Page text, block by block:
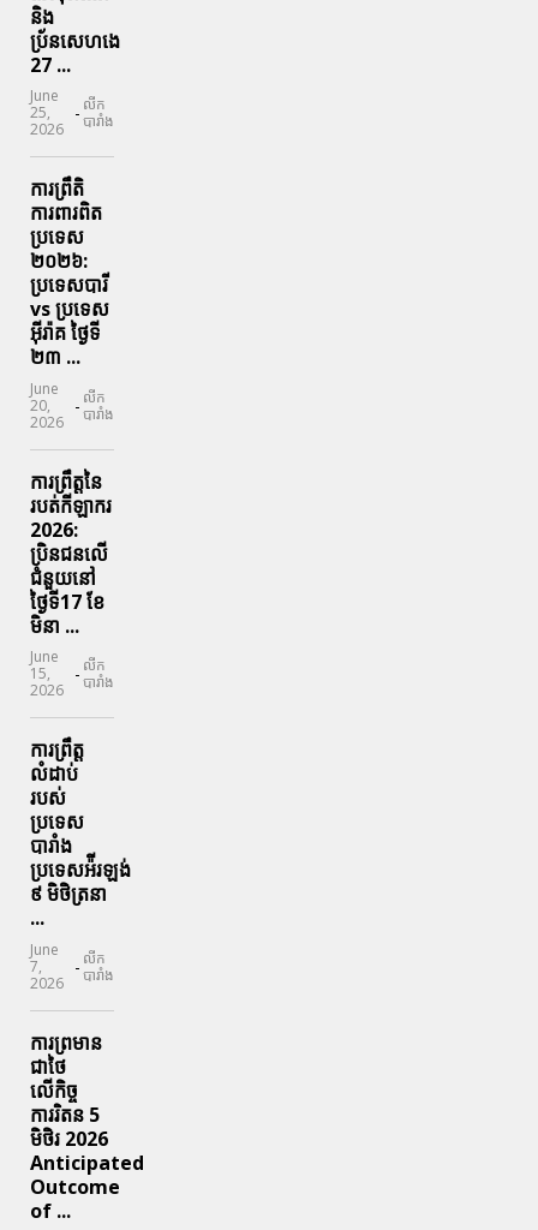
និង
ប្រ័នសេហងេ
27 ...
June
25,
2026
- លីក
បារាំង
ការព្រឹតិ
ការពារ​ពិត
ប្រទេស
២០២៦:
ប្រទេសបារី
vs ប្រទេស
អ៊ីរ៉ាគ ថ្ងៃទី​
២៣ ...
June
20,
2026
- លីក
បារាំង
ការព្រឹត្តនៃ
របត់កីឡាករ
2026:
ប្រិនជនលើ
ជំនួយនៅ
ថ្ងៃទី17 ខែ
មិនា ...
June
15,
2026
- លីក
បារាំង
ការព្រឹត្ត
លំដាប់
របស់
ប្រទេស
បារាំង
ប្រទេសអ៉ីរឡង់
៩ មិថិត្រនា
...
June
7,
2026
- លីក
បារាំង
ការព្រមាន
ជាថៃ
លើកិច្ច
ការរិតន 5
មិថិរ 2026
Anticipated
Outcome
of ...